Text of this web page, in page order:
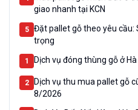
giao nhanh tại KCN
5
Đặt pallet gỗ theo yêu
trọng
1 Dịch vụ đóng thùng gỗ ở
2
Dịch vụ thu mua pallet gỗ
8/2026